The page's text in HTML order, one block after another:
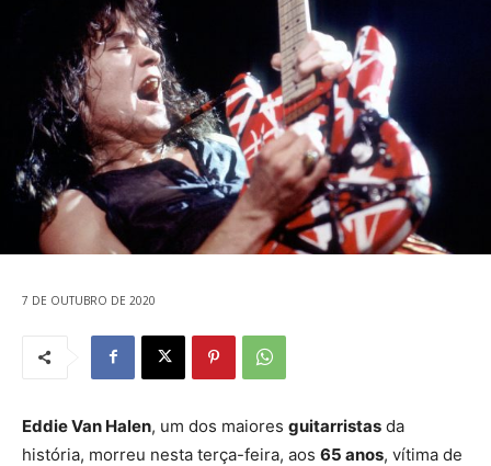
7 DE OUTUBRO DE 2020
Eddie Van Halen, um dos maiores guitarristas da
história, morreu nesta terça-feira, aos 65 anos, vítima de